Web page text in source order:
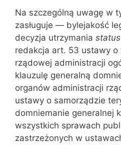
Na szczególną uwagę w
zasługuje — bylejakość
decyzja utrzymania
redakcja art. 53 ustawy o
rządowej administracji
klauzulę generalną
organów administracji
ustawy o samorządzie
domniemanie generalnej
wszys‌tkich sprawach
zastrzeżonych w